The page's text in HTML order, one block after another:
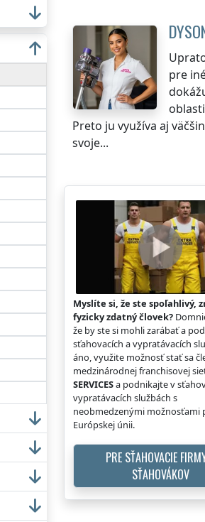
pre
Preto ju využíva aj
svoje...
Myslíte si, že ste spoľahlivý,
fyzicky zdatný človek?
že by ste si mohli zarábať a
sťahovacích a vypratávacích
áno, využite možnosť stať sa
medzinárodnej franchisovej
SERVICESa podnikajte v
vypratávacích službách s
neobmedzenými možnosťami
Európskej únii.
PRE SŤAHOVACIE
SŤAHOVÁKOV